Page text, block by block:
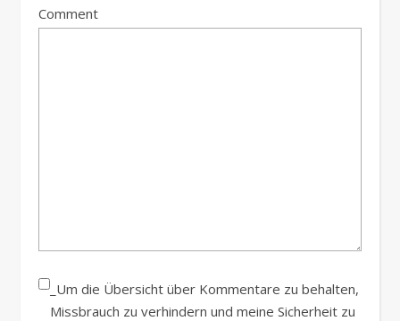
Comment
_Um die Übersicht über Kommentare zu behalten,
Missbrauch zu verhindern und meine Sicherheit zu